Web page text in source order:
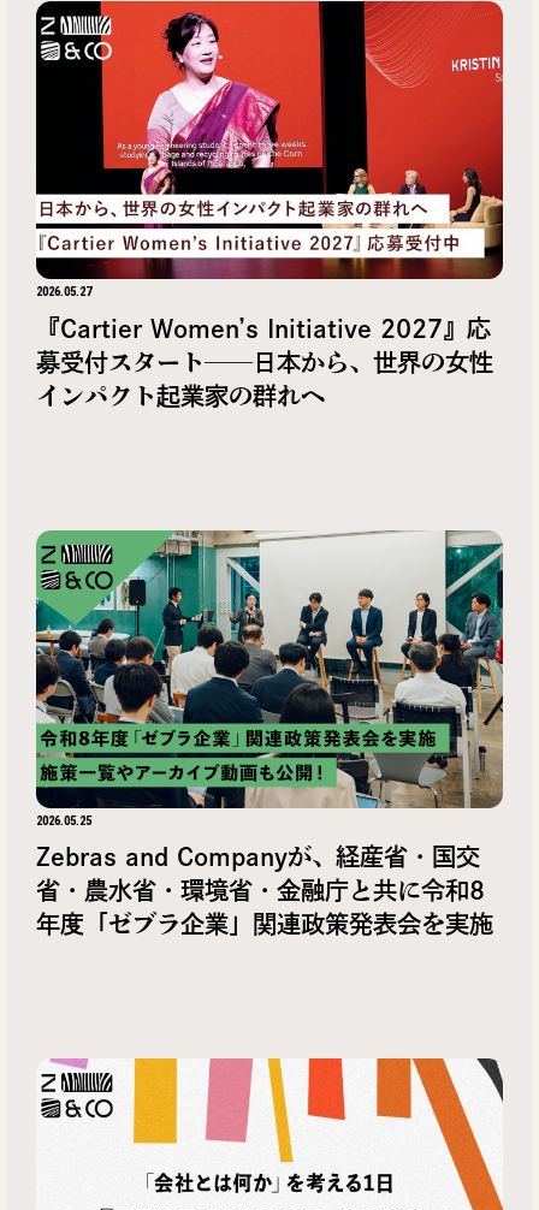
2026.05.27
『Cartier Women’s Initiative 2027』応
募受付スタート──日本から、世界の女性
インパクト起業家の群れへ
2026.05.25
Zebras and Companyが、経産省・国交
省・農水省・環境省・金融庁と共に令和8
年度「ゼブラ企業」関連政策発表会を実施